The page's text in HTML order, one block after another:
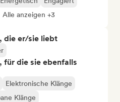
Alle anzeigen +3
die er/sie liebt
die sie ebenfalls
Elektronische Klänge
Klänge